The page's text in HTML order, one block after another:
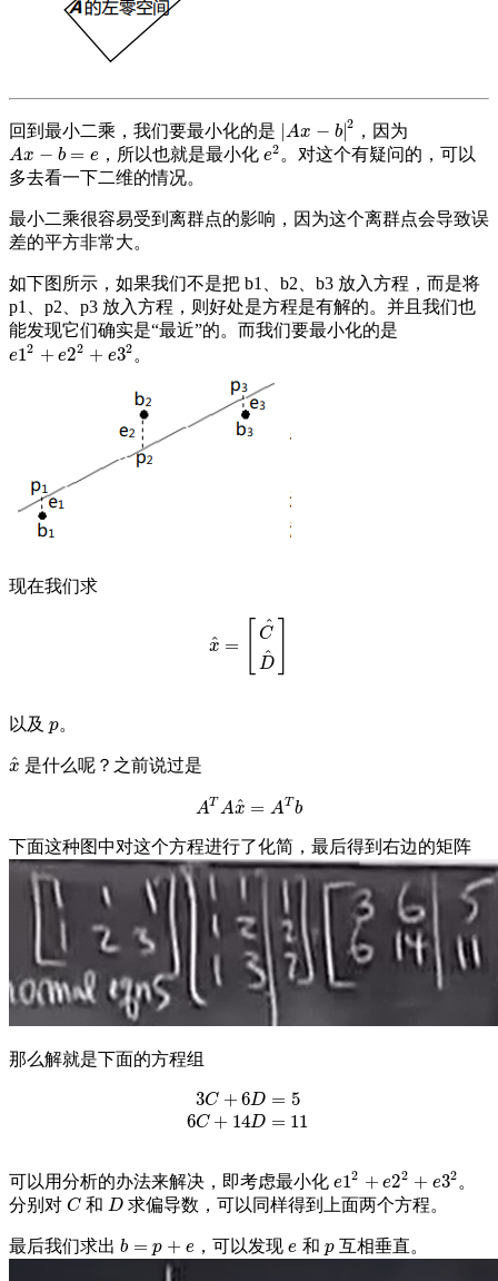
回到最小二乘，我们要最小化的是 Ax − b|2
Ax− b|2 ，因为
Ax − b = e
Ax−b=e ，所以也就是最小化e2
e2。对这个有疑问的，可以
多去看一下二维的情况。
最小二乘很容易受到离群点的影响，因为这个离群点会导致误
差的平方非常大。
如下图所示，如果我们不是把 b1、b2、b3 放入方程，而是将
p1、p2、p3 放入方程，则好处是方程是有解的。并且我们也
能发现它们确实是“最近”的。而我们要最小化的是
e12 + e22 + e32
e12 +e22+e 32 。
现在我们求
x
^ = C
^
D
^
x^=[ D
以及 p
p。
x
^
x^是什么呢？之前说过是
AT Ax
^ = AT b
ATAx ^= ATb
下面这种图中对这个方程进行了化简，最后得到右边的矩阵
那么解就是下面的方程组
3C + 6D = 5
6C + 14D = 11
+6D =5 6C+ 14 D
可以用分析的办法来解决，即考虑最小化 e12 + e22 + e32
e12 +e22+e 32
。
分别对 C
C 和 D
D 求偏导数，可以同样得到上面两个方程。
最后我们求出 b = p + e
b =p +e ，可以发现e
e 和 p
p 互相垂直。